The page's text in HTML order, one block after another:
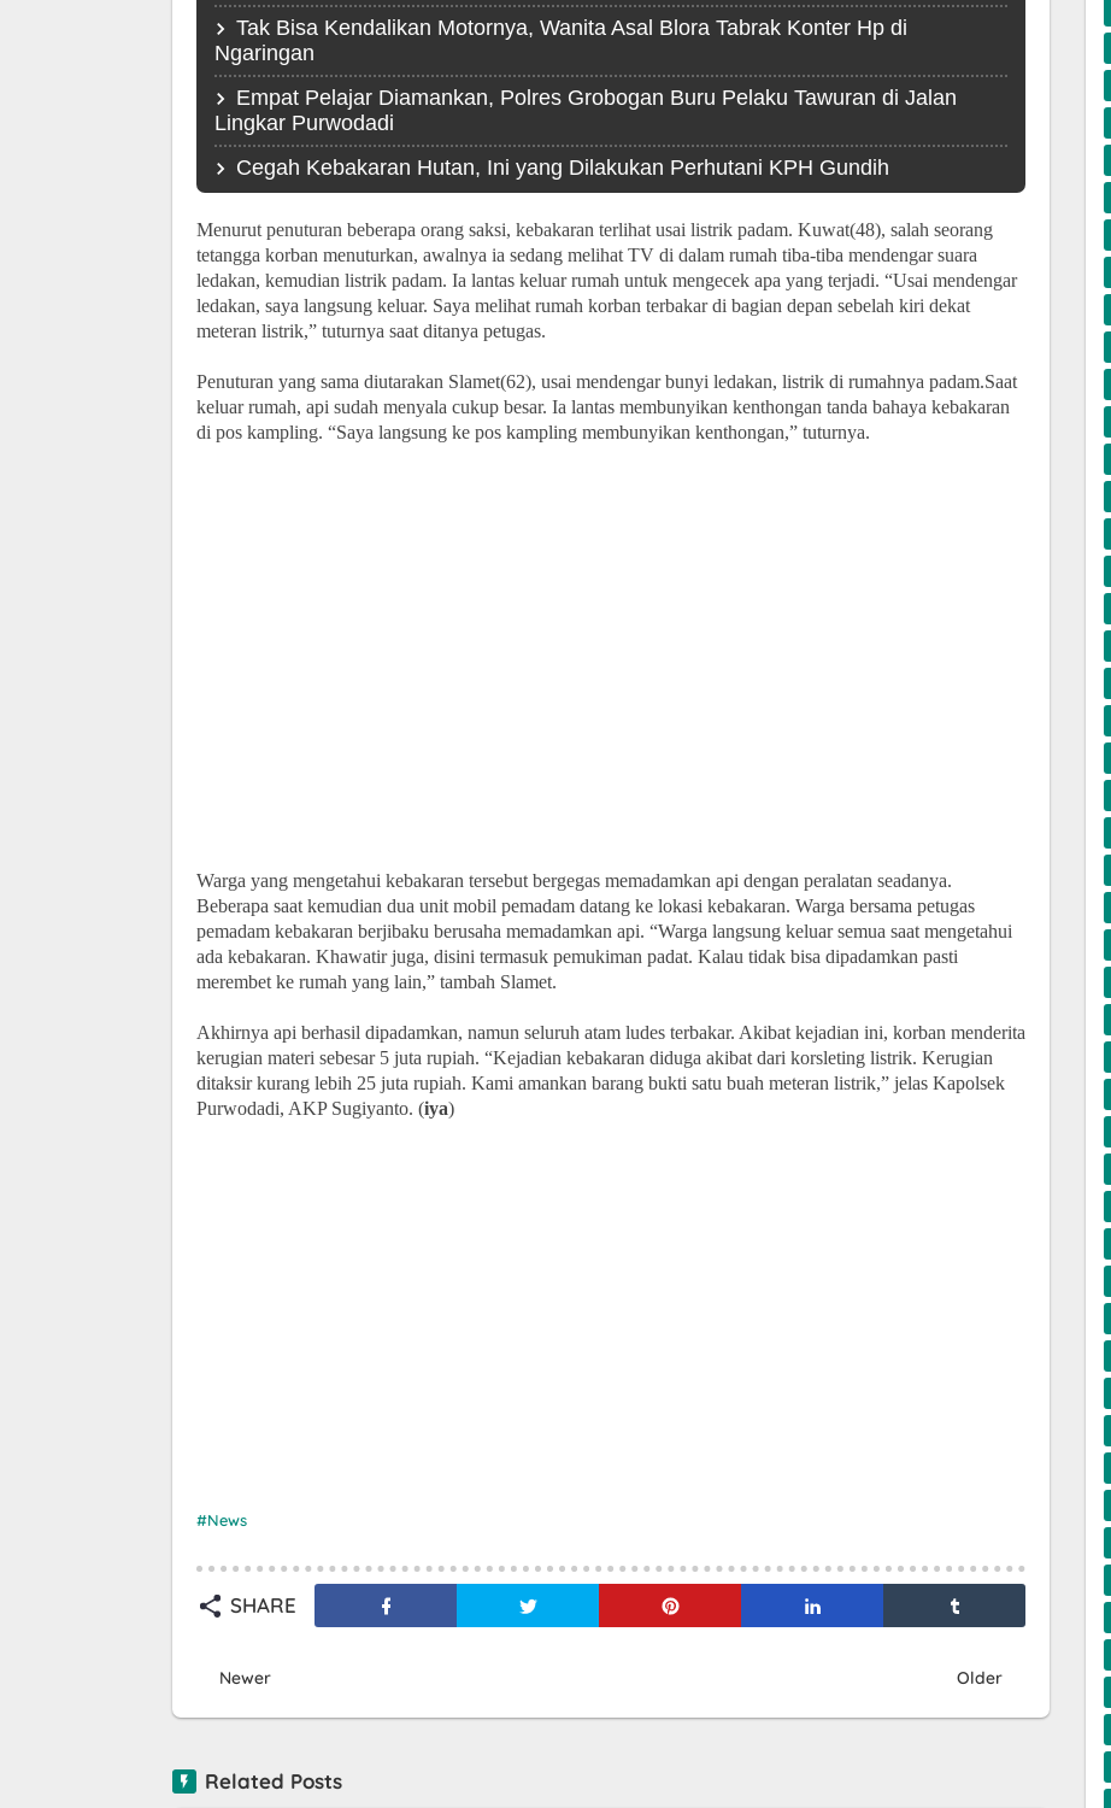
Tak Bisa Kendalikan Motornya, Wanita Asal Blora Tabrak Konter Hp di
Ngaringan
Empat Pelajar Diamankan, Polres Grobogan Buru Pelaku Tawuran di Jalan
Lingkar Purwodadi
Cegah Kebakaran Hutan, Ini yang Dilakukan Perhutani KPH Gundih
Menurut penuturan beberapa orang saksi, kebakaran terlihat usai listrik padam. Kuwat(48), salah seorang
tetangga korban menuturkan, awalnya ia sedang melihat TV di dalam rumah tiba-tiba mendengar suara
ledakan, kemudian listrik padam. Ia lantas keluar rumah untuk mengecek apa yang terjadi. “Usai mendengar
ledakan, saya langsung keluar. Saya melihat rumah korban terbakar di bagian depan sebelah kiri dekat
meteran listrik,” tuturnya saat ditanya petugas.
Penuturan yang sama diutarakan Slamet(62), usai mendengar bunyi ledakan, listrik di rumahnya padam.Saat
keluar rumah, api sudah menyala cukup besar. Ia lantas membunyikan kenthongan tanda bahaya kebakaran
di pos kampling. “Saya langsung ke pos kampling membunyikan kenthongan,” tuturnya.
Warga yang mengetahui kebakaran tersebut bergegas memadamkan api dengan peralatan seadanya.
Beberapa saat kemudian dua unit mobil pemadam datang ke lokasi kebakaran. Warga bersama petugas
pemadam kebakaran berjibaku berusaha memadamkan api. “Warga langsung keluar semua saat mengetahui
ada kebakaran. Khawatir juga, disini termasuk pemukiman padat. Kalau tidak bisa dipadamkan pasti
merembet ke rumah yang lain,” tambah Slamet.
Akhirnya api berhasil dipadamkan, namun seluruh atam ludes terbakar. Akibat kejadian ini, korban menderita
kerugian materi sebesar 5 juta rupiah. “Kejadian kebakaran diduga akibat dari korsleting listrik. Kerugian
ditaksir kurang lebih 25 juta rupiah. Kami amankan barang bukti satu buah meteran listrik,” jelas Kapolsek
Purwodadi, AKP Sugiyanto. (iya)
News
SHARE
Newer Older
Related Posts